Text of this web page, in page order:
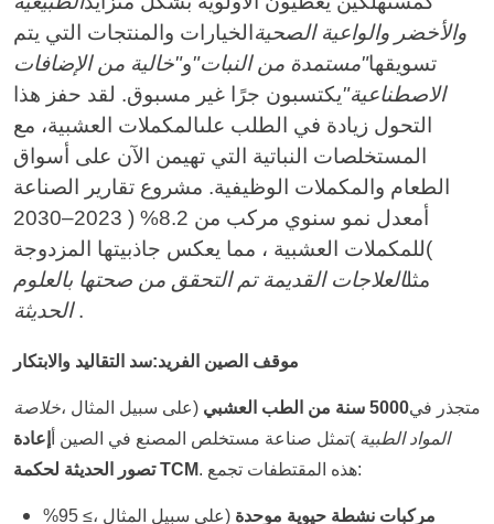
الوزن
والأخضر والواعية الصحيةالخيارات والمنتجات التي يتم
تسويقها"مستمدة من النبات"و"خالية من الإضافات
الاصطناعية"يكتسبون جرًا غير مسبوق. لقد حفز هذا
التحول زيادة في الطلب علىالمكملات العشبية، مع
المستخلصات النباتية التي تهيمن الآن على أسواق
الطعام والمكملات الوظيفية. مشروع تقارير الصناعة
أمعدل نمو سنوي مركب من 8. 2%
(
2023–2030
)للمكملات العشبية ، مما يعكس جاذبيتها المزدوجة
مثلالعلاجات القديمة تم التحقق من صحتها بالعلوم
الحديثة.
موقف الصين الفريد:سد التقاليد والابتكار
متجذر في5000 سنة من الطب العشبي (على سبيل المثال ،خلاصة
المواد الطبية )تمثل صناعة مستخلص المصنع في الصين أ
إعادة
تصور الحديثة لحكمة TCM
. هذه المقتطفات تجمع:
مركبات نشطة حيوية موحدة (على سبيل المثال ،≥95%